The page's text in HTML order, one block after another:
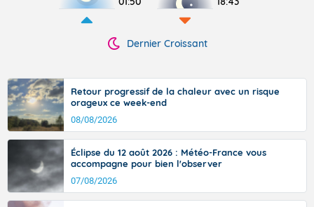
Dernier Croissant
Retour progressif de la chaleur avec un risque
orageux ce week-end
08/08/2026
Éclipse du 12 août 2026 : Météo-France vous
accompagne pour bien l'observer
07/08/2026